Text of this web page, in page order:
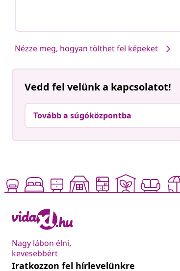
Nézze meg, hogyan tölthet fel képeket
Vedd fel velünk a kapcsolatot!
Tovább a súgóközpontba
Nagy lábon élni,
kevesebbért
Iratkozzon fel hírlevelünkre